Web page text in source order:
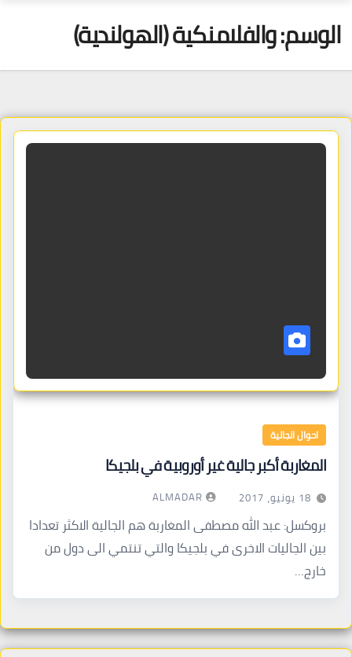
الوسم:والفلامنكية (الهولندية)
احوال الجالية
المغاربة أكبر جالية غير أوروبية في بلجيكا
18 يونيو، 2017 ALMADAR
بروكسل: عبد الله مصطفى المغاربة هم الجالية الاكثر تعدادا
بين الجاليات الاخرى في بلجيكا والتي تنتمي الى دول من
خارج…